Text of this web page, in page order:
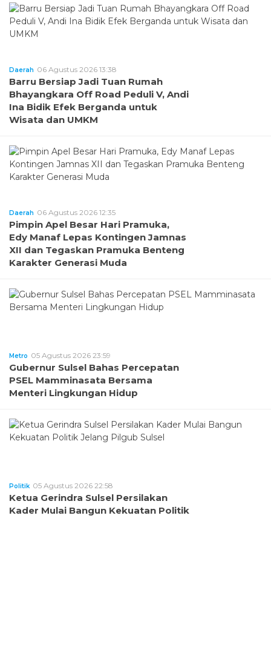
Daerah 06 Agustus 2026 13:38
Barru Bersiap Jadi Tuan Rumah
Bhayangkara Off Road Peduli V, Andi
Ina Bidik Efek Berganda untuk
Wisata dan UMKM
Daerah 06 Agustus 2026 12:35
Pimpin Apel Besar Hari Pramuka,
Edy Manaf Lepas Kontingen Jamnas
XII dan Tegaskan Pramuka Benteng
Karakter Generasi Muda
Metro 05 Agustus 2026 23:59
Gubernur Sulsel Bahas Percepatan
PSEL Mamminasata Bersama
Menteri Lingkungan Hidup
Politik 05 Agustus 2026 22:58
Ketua Gerindra Sulsel Persilakan
Kader Mulai Bangun Kekuatan Politik